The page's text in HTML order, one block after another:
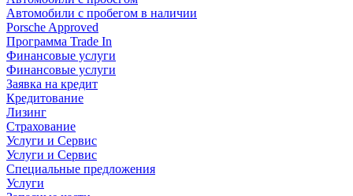
Автомобили с пробегом в наличии
Porsche Approved
Программа Trade In
Финансовые услуги
Финансовые услуги
Заявка на кредит
Кредитование
Лизинг
Страхование
Услуги и Сервис
Услуги и Сервис
Специальные предложения
Услуги